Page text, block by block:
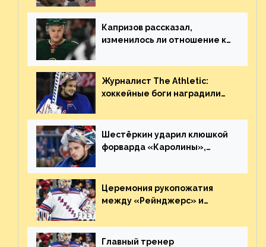
Плохая работа, ESPN
Капризов рассказал,
изменилось ли отношение к
Украине
Журналист The Athletic:
хоккейные боги наградили
великолепную игру
Шестёркин ударил клюшкой
форварда «Каролины»,
пятаке. Видео
Церемония рукопожатия
между «Рейнджерс» и
матча плей-офф. Видео
Главный тренер